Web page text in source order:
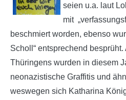
seien u.a. laut
mit
beschmiert worden, ebenso
Scholl“ entsprechend
Thüringens wurden in diesem
neonazistische Graffitis und
weswegen sich Katharina